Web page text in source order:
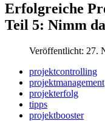
Erfolgreiche
Teil 5: Nimm
Veröffentlicht: 27.
projektcontrolling
projektmanagement
projekterfolg
tipps
projektbooster